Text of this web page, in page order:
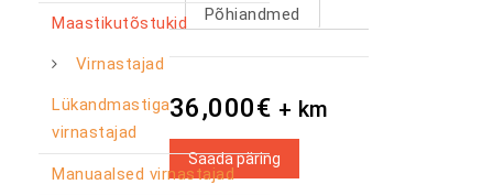
Maastikutõstukid
Virnastajad
Lükandmastiga
virnastajad
Manuaalsed virnastajad
Põhiandmed
36,000€ + km
Saada päring